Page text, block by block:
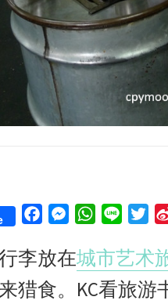
c
b
s
W
a
t
s
n
e
i
t
t
李放在城市艺术
猎食。KC看旅游